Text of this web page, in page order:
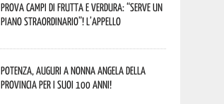
prova campi di frutta e verdura: “Serve un
piano straordinario”! L’appello
Potenza, auguri a nonna Angela della
provincia per i suoi 100 anni!